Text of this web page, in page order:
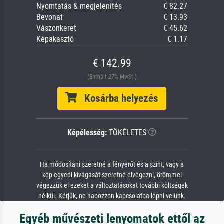
Nyomtatás & megjelenítés
€ 82.27
Bevonat
€ 13.93
Vászonkeret
€ 45.62
Képakasztó
€ 1.17
€ 142.99
(Enthält 27% MwSt.)
Kosárba helyezés
Képélesség: TÖKÉLETES
Ha módosítani szeretné a fényerőt és a színt, vagy a
kép egyedi kivágását szeretné elvégezni, örömmel
végezzük el ezeket a változtatásokat további költségek
nélkül. Kérjük, ne habozzon kapcsolatba lépni velünk.
Egyéb művészeti lenyomatok ettől az